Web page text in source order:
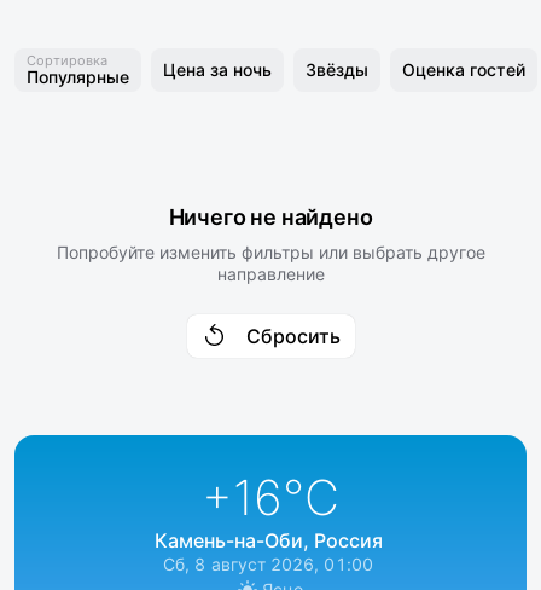
Сортировка
Популярные Цена за ночь Звёзды Оценка гостей
Ничего не найдено
Попробуйте изменить фильтры или выбрать другое
направление
Сбросить
+16°C
Камень-на-Оби, Россия
Сб, 8 август 2026, 01:00